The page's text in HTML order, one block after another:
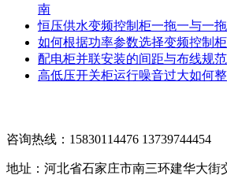
南
恒压供水变频控制柜一拖一与一
如何根据功率参数选择变频控制柜
配电柜并联安装的间距与布线规范
高低压开关柜运行噪音过大如何
咨询热线：15830114476 13739744454
地址：河北省石家庄市南三环建华大街